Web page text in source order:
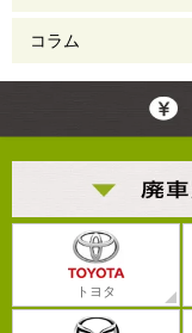
コラム
トヨタ